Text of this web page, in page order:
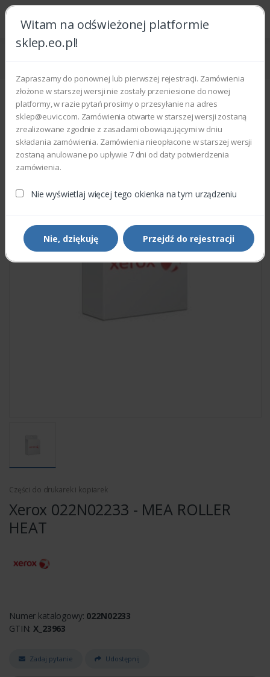
Witam na odświeżonej platformie
sklep.eo.pl!
Zapraszamy do ponownej lub pierwszej rejestracji. Zamówienia
złożone w starszej wersji nie zostały przeniesione do nowej
platformy, w razie pytań prosimy o przesyłanie na adres
sklep@euvic.com. Zamówienia otwarte w starszej wersji zostaną
zrealizowane zgodnie z zasadami obowiązującymi w dniu
składania zamówienia. Zamówienia nieopłacone w starszej wersji
zostaną anulowane po upływie 7 dni od daty potwierdzenia
zamówienia.
Nie wyświetlaj więcej tego okienka na tym urządzeniu
Nie, dziękuję Przejdź do rejestracji
Strona główna Części zamienne
Części do drukarek i kopiarek
Xerox 022N02233 - MEA ROLLER
HEAT
Numer katalogowy: 022N02233
GTIN:X_23963
Zadaj pytanie Udostępnij